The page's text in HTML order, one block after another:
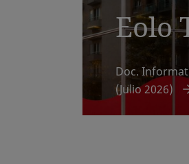
Eolo
Doc.
(Julio 2026)